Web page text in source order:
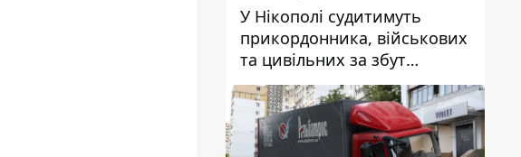
У Нікополі судитимуть
прикордонника, військових
та цивільних за збут
психотропів